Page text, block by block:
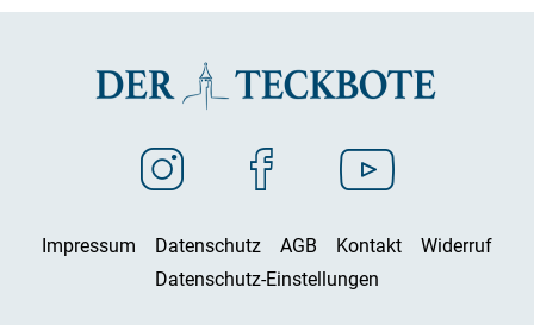
Impressum Datenschutz AGB Kontakt
Widerruf
Datenschutz-Einstellungen